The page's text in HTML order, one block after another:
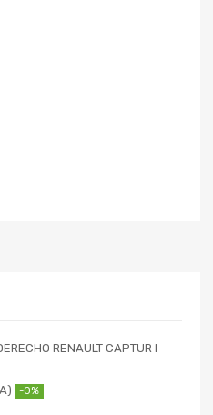
RENAULT CAPTUR I
-0%